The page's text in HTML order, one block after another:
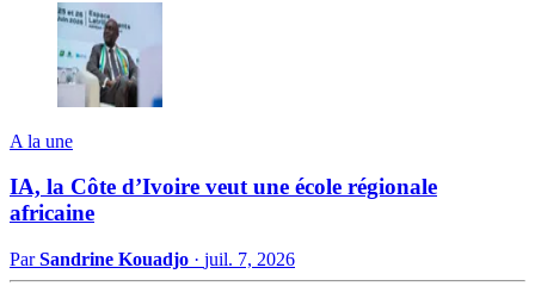
A la une
IA, la Côte d’Ivoire veut une école régionale
africaine
ParSandrine Kouadjo · juil. 7, 2026